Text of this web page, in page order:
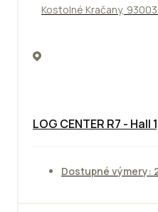
Kostolné Kračany,
LOG CENTER R7 - Hall
Dostupné výmery: